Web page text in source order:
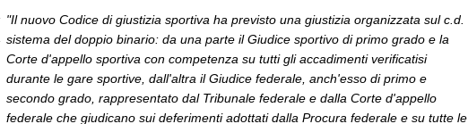
"Il nuovo Codice di giustizia sportiva ha previsto una giustizia organizzata sul c.d.
sistema del doppio binario: da una parte il Giudice sportivo di primo grado e la
Corte d'appello sportiva con competenza su tutti gli accadimenti verificatisi
durante le gare sportive, dall'altra il Giudice federale, anch'esso di primo e
secondo grado, rappresentato dal Tribunale federale e dalla Corte d'appello
federale che giudicano sui deferimenti adottati dalla Procura federale e su tutte le